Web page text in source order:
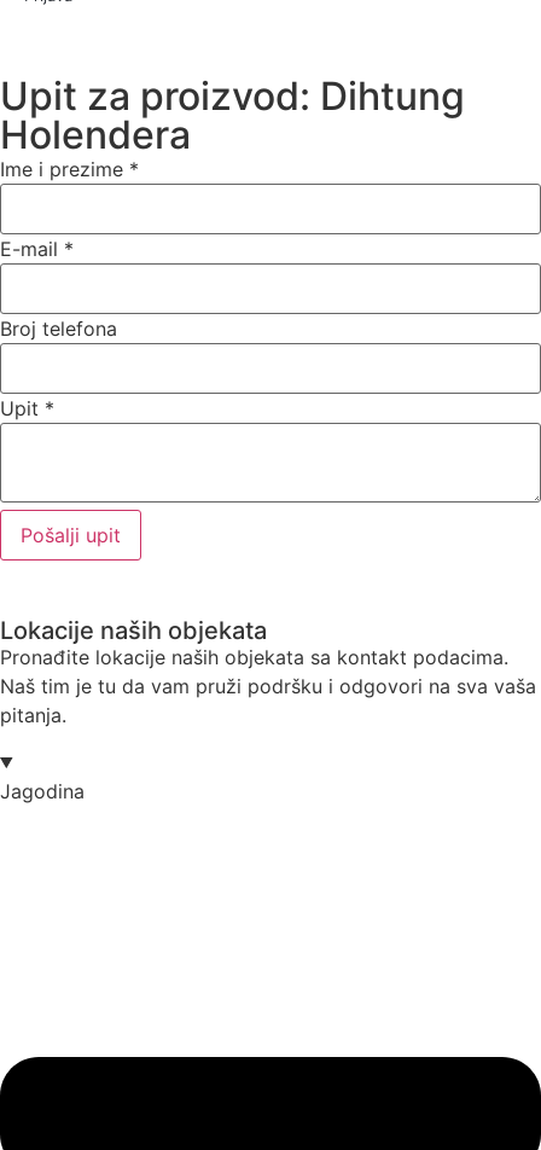
Upit za proizvod: Dihtung
Holendera
Ime i prezime *
E-mail *
Broj telefona
Upit *
Pošalji upit
Lokacije naših objekata
Pronađite lokacije naših objekata sa kontakt podacima.
Naš tim je tu da vam pruži podršku i odgovori na sva vaša
pitanja.
Jagodina